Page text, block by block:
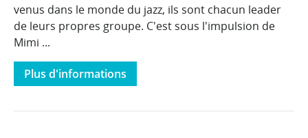
venus dans le monde du jazz, ils sont chacun leader
de leurs propres groupe. C'est sous l'impulsion de
Mimi ...
Plus d'informations